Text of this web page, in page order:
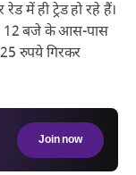
में ही ट्रेड हो रहे हैं।
12 बजे के आस-पास
25 रुपये गिरकर
Join now